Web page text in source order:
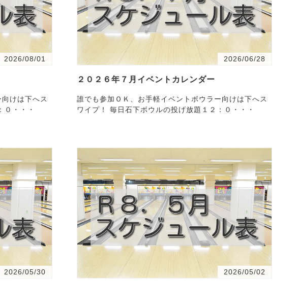
2026/08/01
けは下へス
０・・・
2026/06/28
２０２６年７月イベントカレンダー
誰でも参加ＯＫ、お手軽イベントボウラー向けは下へス
ワイプ！ 毎日石下ボウルの投げ放題１２：０・・・
2026/05/30 2026/05/02